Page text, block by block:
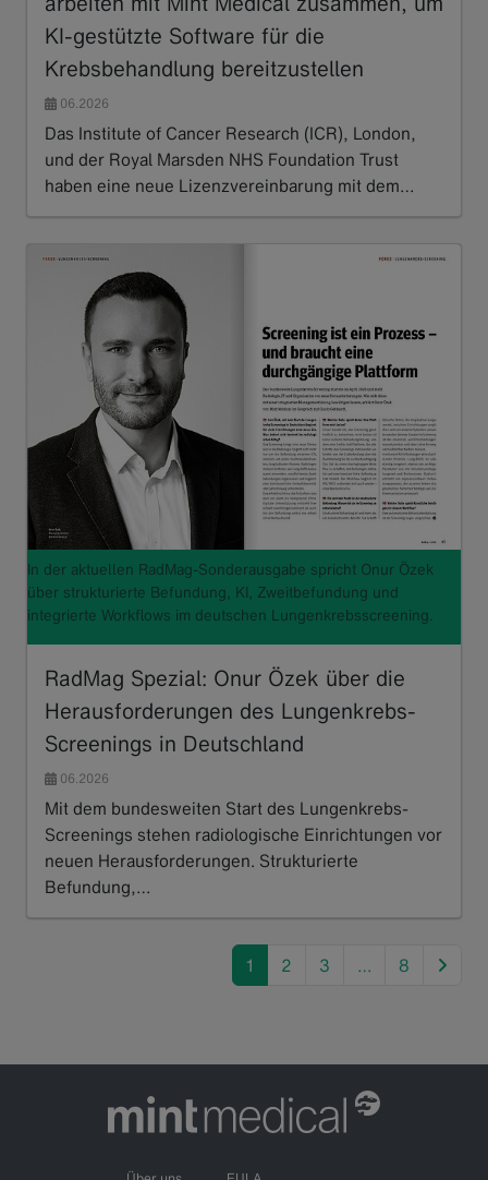
KI-gestützte Software für die
Krebsbehandlung bereitzustellen
06.2026
Das Institute of Cancer Research (ICR), London,
und der Royal Marsden NHS Foundation Trust
haben eine neue Lizenzvereinbarung mit dem…
Read more
In der aktuellen RadMag-Sonderausgabe spricht Onur Özek
über strukturierte Befundung, KI, Zweitbefundung und
integrierte Workflows im deutschen Lungenkrebsscreening.
RadMag Spezial: Onur Özek über die
Herausforderungen des Lungenkrebs-
Screenings in Deutschland
06.2026
Mit dem bundesweiten Start des Lungenkrebs-
Screenings stehen radiologische Einrichtungen vor
neuen Herausforderungen. Strukturierte
Befundung,…
1 2 3 … 8